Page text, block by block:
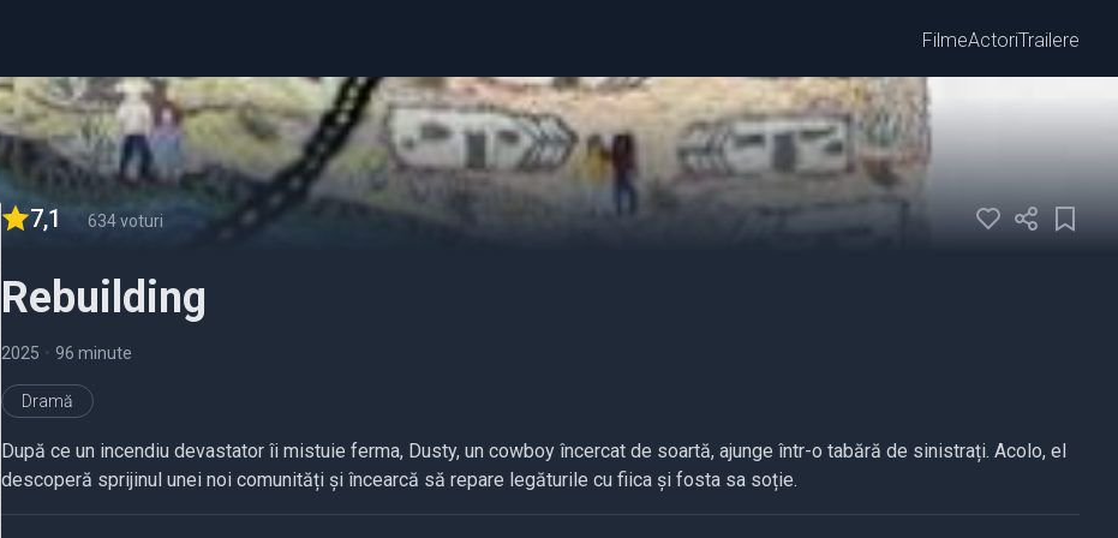
FilmeActoriTrailere
7,1 634 voturi
Rebuilding
2025 • 96 minute
Dramă
După ce un incendiu devastator îi mistuie ferma, Dusty, un cowboy încercat de soartă, ajunge într-o tabără de sinistrați. Acolo, el
descoperă sprijinul unei noi comunități și încearcă să repare legăturile cu fiica și fosta sa soție.